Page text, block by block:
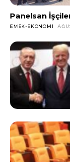
Panelsan
EMEK-EKONOMI